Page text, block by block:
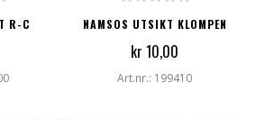
R-C NAMSOS UTSIKT KLOMPEN
kr 10,00
Art.nr.: 199410